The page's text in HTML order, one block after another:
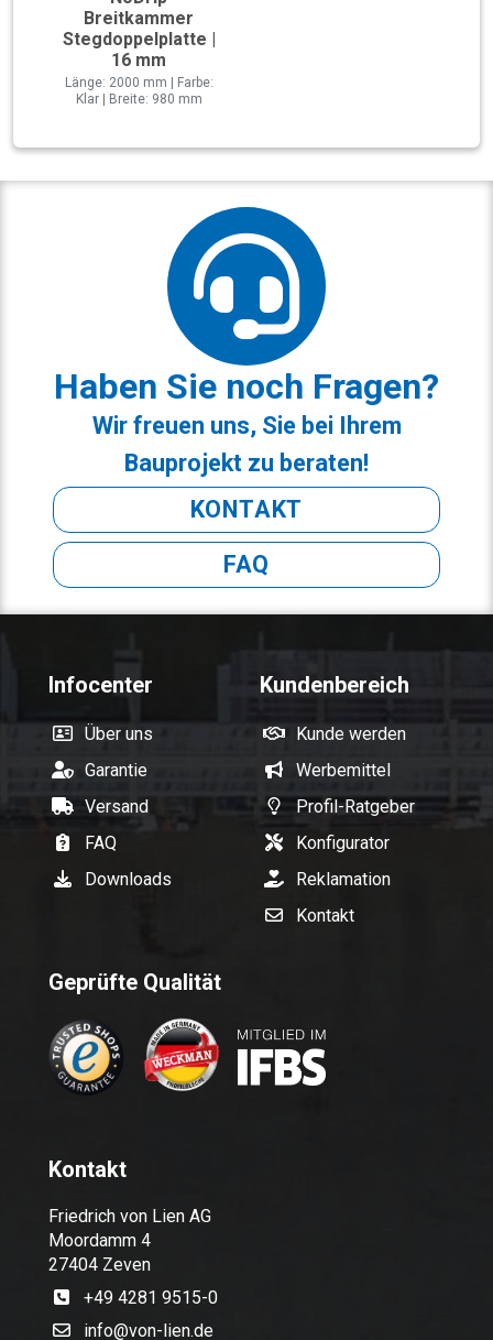
Breitkammer
Stegdoppelplatte |
16 mm
Länge: 2000 mm | Farbe:
Klar | Breite: 980 mm
Haben Sie noch Fragen?
Wir freuen uns, Sie bei Ihrem
Bauprojekt zu beraten!
KONTAKT
FAQ
Infocenter
Über uns
Garantie
Versand
FAQ
Downloads
Kundenbereich
Kunde werden
Werbemittel
Profil-Ratgeber
Konfigurator
Reklamation
Kontakt
Geprüfte Qualität
Kontakt
Friedrich von Lien AG
Moordamm 4
27404 Zeven
+49 4281 9515-0
info@von-lien.de